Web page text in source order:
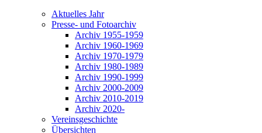
Aktuelles Jahr
Presse- und Fotoarchiv
Archiv 1955-1959
Archiv 1960-1969
Archiv 1970-1979
Archiv 1980-1989
Archiv 1990-1999
Archiv 2000-2009
Archiv 2010-2019
Archiv 2020-
Vereinsgeschichte
Übersichten